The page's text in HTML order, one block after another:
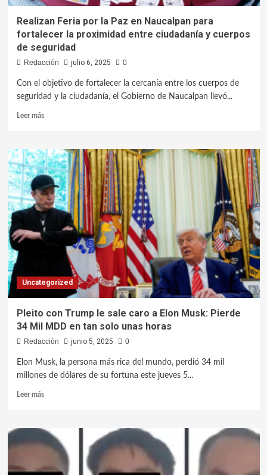
Realizan Feria por la Paz en Naucalpan para
fortalecer la proximidad entre ciudadanía y cuerpos
de seguridad
Redacción julio 6, 2025 0
Con el objetivo de fortalecer la cercanía entre los cuerpos de
seguridad y la ciudadanía, el Gobierno de Naucalpan llevó...
Leer más
Uncategorized
Pleito con Trump le sale caro a Elon Musk: Pierde
34 Mil MDD en tan solo unas horas
Redacción junio 5, 2025 0
Elon Musk, la persona más rica del mundo, perdió 34 mil
millones de dólares de su fortuna este jueves 5...
Leer más